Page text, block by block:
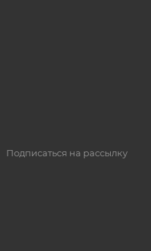
Подписаться на рассылку